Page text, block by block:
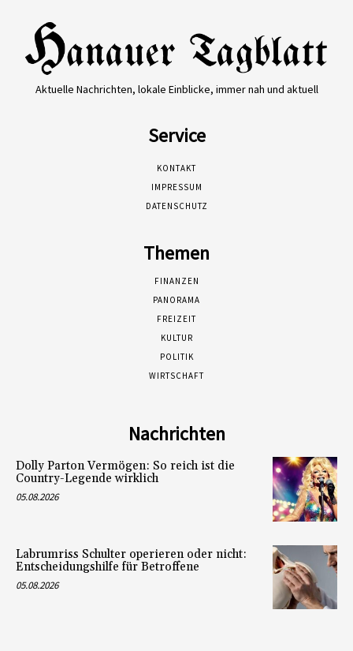
Aktuelle Nachrichten, lokale Einblicke, immer nah und aktuell
Service
KONTAKT
IMPRESSUM
DATENSCHUTZ
Themen
FINANZEN
PANORAMA
FREIZEIT
KULTUR
POLITIK
WIRTSCHAFT
Nachrichten
Dolly Parton Vermögen: So reich ist die
Country-Legende wirklich
05.08.2026
Labrumriss Schulter operieren oder nicht:
Entscheidungshilfe für Betroffene
05.08.2026